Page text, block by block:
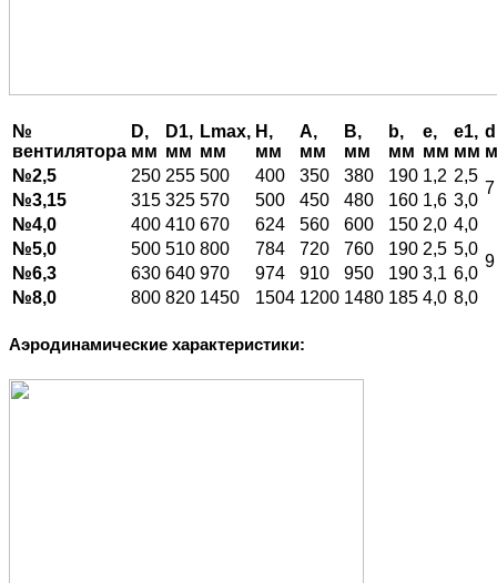
№
вентилятора
D,
мм
D1,
мм
Lmax,
мм
H,
мм
A,
мм
B,
мм
b,
мм
e,
мм
e1,
мм
№2,5
250 255 500 400 350 380 190 1,2 2,5
7
№3,15 315 325 570 500 450 480 160 1,6 3,0
№4,0
400 410 670 624 560 600 150 2,0 4,0
9
№5,0 500 510 800 784 720 760 190 2,5 5,0
№6,3
630 640 970 974 910 950 190 3,1 6,0
№8,0
800 820 1450 1504 1200 1480 185 4,0 8,0
Аэродинамические характеристики: